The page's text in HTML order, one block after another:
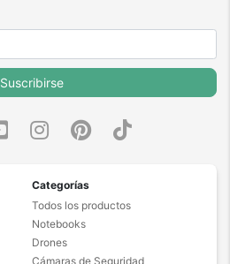
Suscribirse
Categorías
Todos los productos
Notebooks
Drones
Cámaras de Seguridad